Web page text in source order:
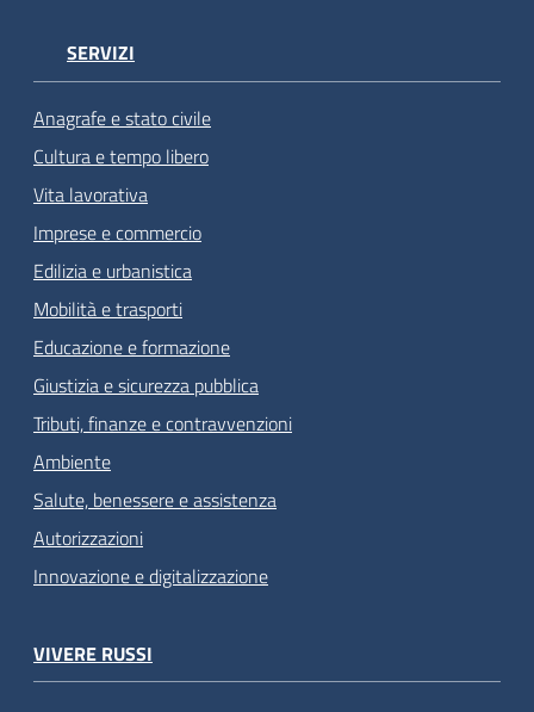
SERVIZI
Anagrafe e stato civile
Cultura e tempo libero
Vita lavorativa
Imprese e commercio
Edilizia e urbanistica
Mobilità e trasporti
Educazione e formazione
Giustizia e sicurezza pubblica
Tributi, finanze e contravvenzioni
Ambiente
Salute, benessere e assistenza
Autorizzazioni
Innovazione e digitalizzazione
VIVERE RUSSI